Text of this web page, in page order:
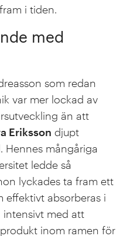
i tiden.
med
som redan
var mer lockad av
än att
Eriksson djupt
Hennes mångåriga
ledde så
lyckades ta fram ett
effektivt absorberas i
intensivt med att
inom ramen för